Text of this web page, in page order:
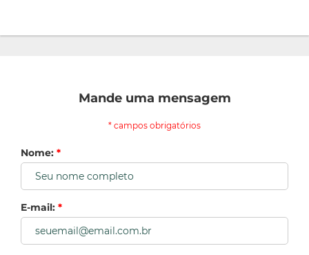
Mande uma mensagem
* campos obrigatórios
Nome: *
E-mail: *